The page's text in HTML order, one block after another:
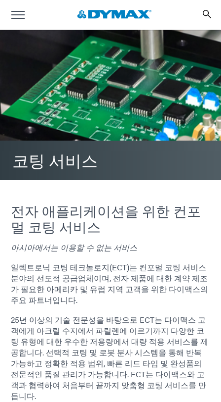
코팅 서비스
전자 애플리케이션을 위한 컨포
멀 코팅 서비스
아시아에서는 이용할 수 없는 서비스
일렉트로닉 코팅 테크놀로지(ECT)는 컨포멀 코팅 서비스
분야의 선도적 공급업체이며, 전자 제품에 대한 계약 제조
가 필요한 아메리카 및 유럽 지역 고객을 위한 다이맥스의
주요 파트너입니다.
25년 이상의 기술 전문성을 바탕으로 ECT는 다이맥스 고
객에게 아크릴 수지에서 파릴렌에 이르기까지 다양한 코
팅 유형에 대한 우수한 저용량에서 대량 적용 서비스를 제
공합니다. 선택적 코팅 및 로봇 분사 시스템을 통해 반복
가능하고 정확한 적용 범위, 빠른 리드 타임 및 완성품의
전문적인 품질 관리가 가능합니다. ECT는 다이맥스와 고
객과 협력하여 처음부터 끝까지 맞춤형 코팅 서비스를 만
듭니다.